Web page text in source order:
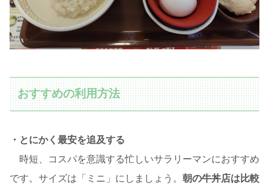
おすすめの利用方法
・とにかく最安を追及する
時短、コスパを意識する忙しいサラリーマンにおすすめ
です。サイズは「ミニ」にしましょう。 朝の牛丼店は比較